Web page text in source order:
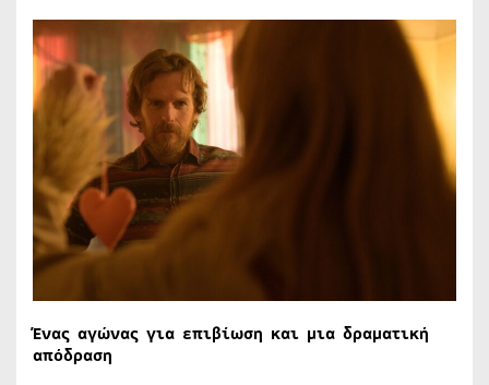
Ένας αγώνας για επιβίωση και μια δραματική
απόδραση